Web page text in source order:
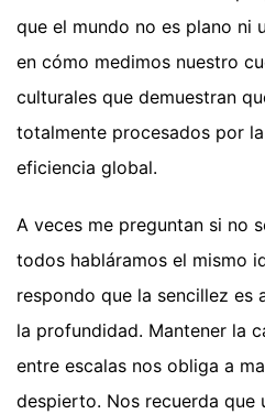
que el mundo no es plano ni
en cómo medimos nuestro
culturales que demuestran
totalmente procesados por
eficiencia global.
A veces me preguntan si no
todos habláramos el mismo
respondo que la sencillez es
la profundidad. Mantener la
entre escalas nos obliga a
despierto. Nos recuerda que